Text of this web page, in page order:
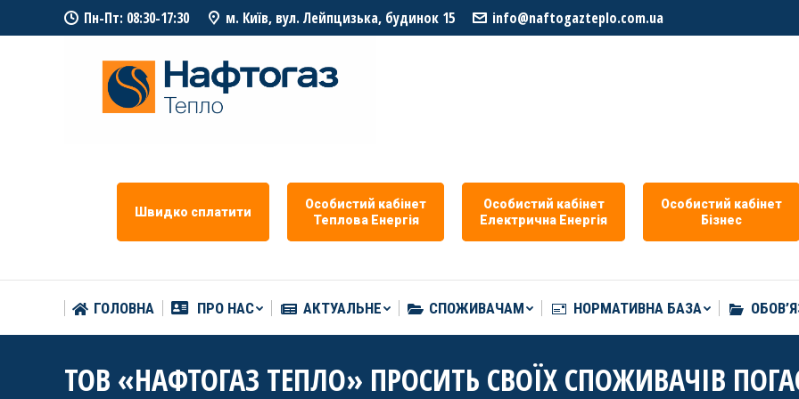
Пн-Пт: 08:30-17:30 м. Київ, вул. Лейпцизька, будинок 15 info@naftogazteplo.com.ua
Швидко сплатити
Особистий кабiнет
Теплова Eнергiя
Особистий кабiнет
Eлектрична Eнергія
Особистий кабiнет
Бізнес
ГОЛОВНА ПРО НАС АКТУАЛЬНЕ СПОЖИВАЧАМ НОРМАТИВНА БАЗА
ТОВ «НАФТОГАЗ ТЕПЛО» ПРОСИТЬ СВОЇХ СПОЖИВАЧІВ
ГОЛОВНА ПРО НАС АКТУАЛЬНЕ СПОЖИВАЧАМ НОРМАТИВНА БАЗА